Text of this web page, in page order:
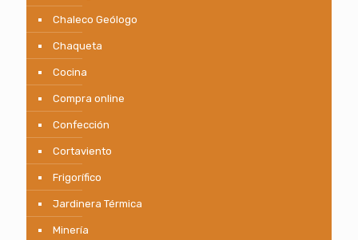
Chaleco Geólogo
Chaqueta
Cocina
Compra online
Confección
Cortaviento
Frigorífico
Jardinera Térmica
Minería